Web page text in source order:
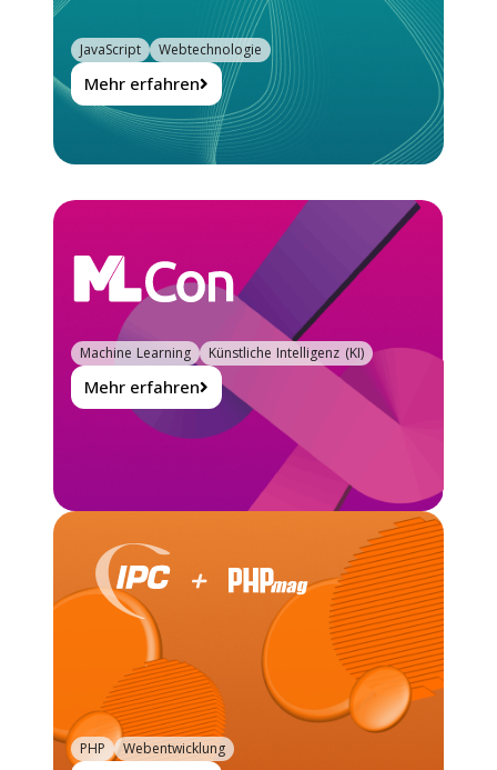
Mehr erfahren
JavaScript Webtechnologie
Mehr erfahren
Machine Learning Künstliche Intelligenz (KI)
PHP Webentwicklung